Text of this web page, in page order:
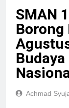
SMAN
Borong
Achmad